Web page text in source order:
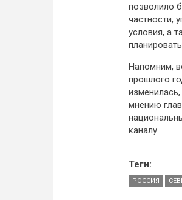
позволило
частности,
условия, а
Напомним,
прошлого
мнению
каналу.
Теги:
РОССИЯ